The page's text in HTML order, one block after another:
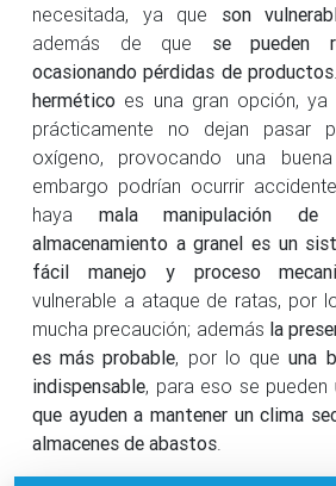
necesitada, ya que son
además de que se pueden
ocasionando pérdidas de productos
hermético es una gran opción, ya
prácticamente no dejan pasar
oxígeno, provocando una
embargo podrían ocurrir
haya mala manipulación
almacenamiento a granel es un
fácil manejo y proceso
vulnerable a ataque de ratas, por
mucha precaución; además la
es más probable, por lo queuna
indispensable, para eso se pueden
que ayuden a mantener un clima
almacenes de abastos